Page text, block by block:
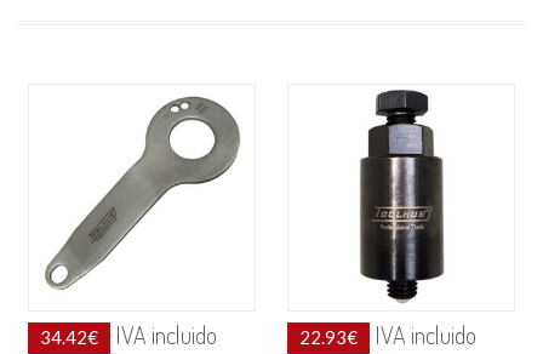
34.42€ IVA incluido 22.93€ IVA incluido